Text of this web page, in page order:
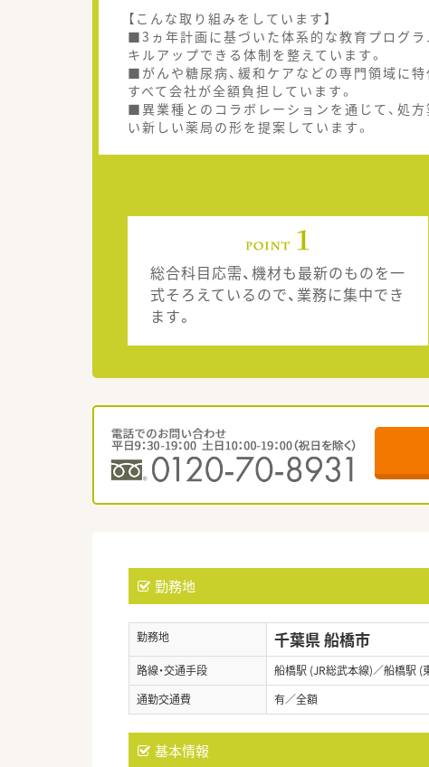
【こんな取り組みをしています】
■3ヵ年計画に基づいた体系的な教育プログラ
キルアップできる体制を整えています。
■がんや糖尿病、緩和ケアなどの専門領域に
すべて会社が全額負担しています。
■異業種とのコラボレーションを通じて、処
い新しい薬局の形を提案しています。
総合科目応需、機材も最新のものを一
式そろえているので、業務に集中でき
ます。
勤務地
勤務地 千葉県 船橋市
路線・交通手段
船橋駅 (JR総武本線)／船橋駅 (
通勤交通費
有／全額
基本情報